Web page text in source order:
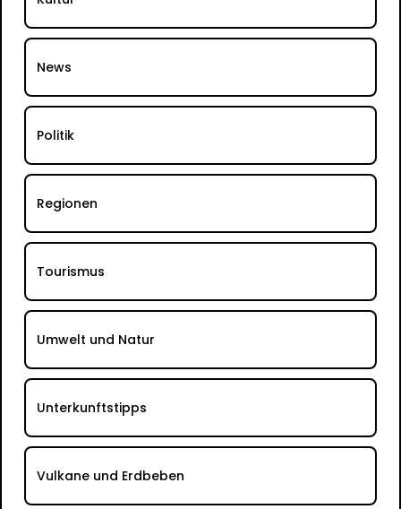
News
Politik
Regionen
Tourismus
Umwelt und Natur
Unterkunftstipps
Vulkane und Erdbeben